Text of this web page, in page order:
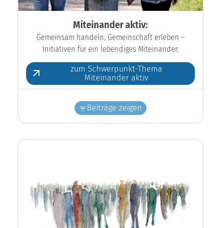
Miteinander aktiv:
Gemeinsam handeln, Gemeinschaft erleben –
Initiativen für ein lebendiges Miteinander.
zum Schwerpunkt-Thema
Miteinander aktiv
Beiträge zeigen